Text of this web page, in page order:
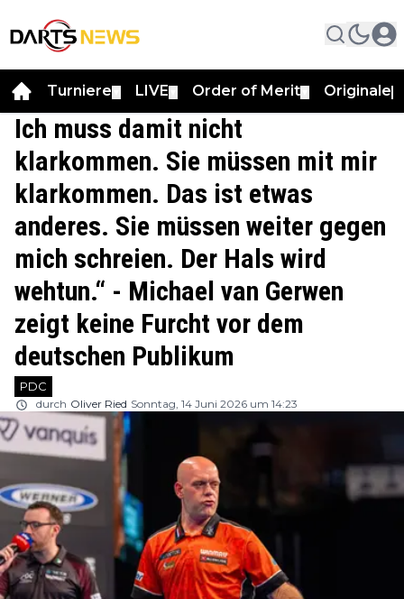
Turniere LIVE Order of Merit Originale
Ich muss damit nicht
klarkommen. Sie müssen mit mir
klarkommen. Das ist etwas
anderes. Sie müssen weiter gegen
mich schreien. Der Hals wird
wehtun.“ - Michael van Gerwen
zeigt keine Furcht vor dem
deutschen Publikum
PDC
durch Oliver Ried Sonntag, 14 Juni 2026 um 14:23